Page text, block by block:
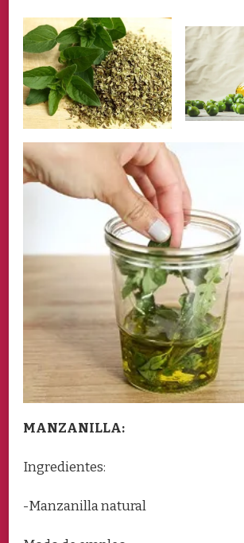
MANZANILLA:
Ingredientes:
-Manzanilla natural